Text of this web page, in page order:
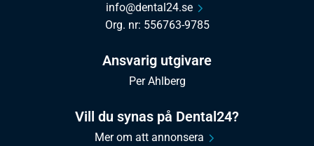
info@dental24.se
Org. nr: 556763-9785
Ansvarig utgivare
Per Ahlberg
Vill du synas på Dental24?
Mer om att annonsera